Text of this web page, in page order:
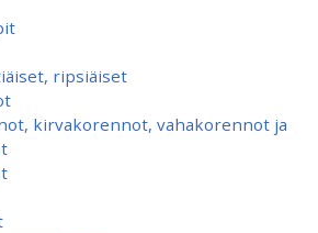
ripsiäiset
kirvakorennot, vahakorennot ja